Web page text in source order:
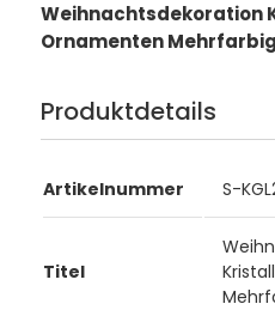
Weihnachtsdekoration
Ornamenten
Produktdetails
Artikelnummer S-
Titel